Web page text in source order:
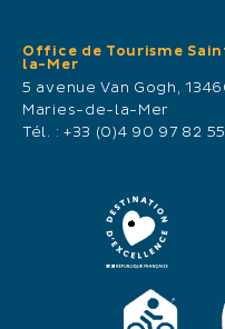
Office de Tourisme
la-Mer
5 avenue Van Gogh,
Maries-de-la-Mer
Tél. : +33 (0)4 90 97 82 55